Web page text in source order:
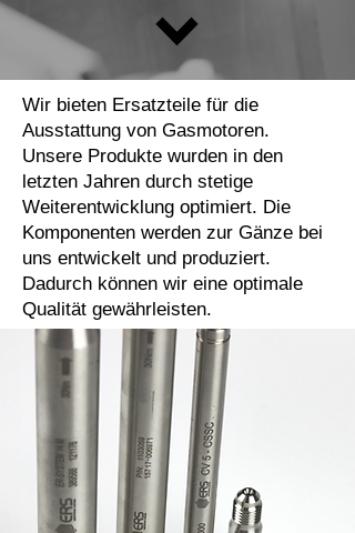
Wir bieten Ersatzteile für die
Ausstattung von Gasmotoren.
Unsere Produkte wurden in den
letzten Jahren durch stetige
Weiterentwicklung optimiert. Die
Komponenten werden zur Gänze bei
uns entwickelt und produziert.
Dadurch können wir eine optimale
Qualität gewährleisten.